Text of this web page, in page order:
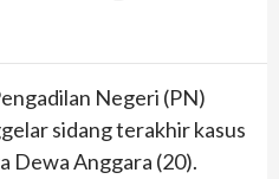
Negeri (PN)
sidang terakhir kasus
Dewa Anggara (20).